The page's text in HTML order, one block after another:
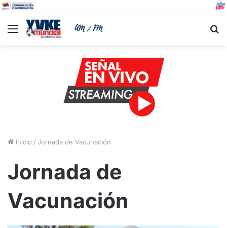
Menu
Inicio / Jornada de Vacunación
Jornada de
Vacunación